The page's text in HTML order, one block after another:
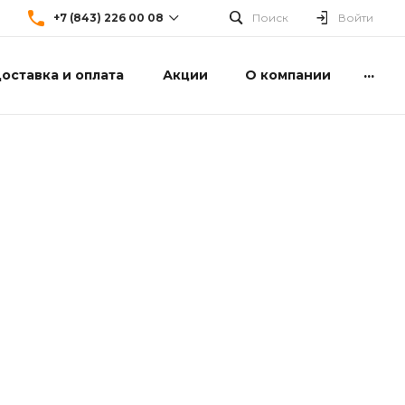
+7 (843) 226 00 08 Поиск Войти
и оплата Акции О компании ...